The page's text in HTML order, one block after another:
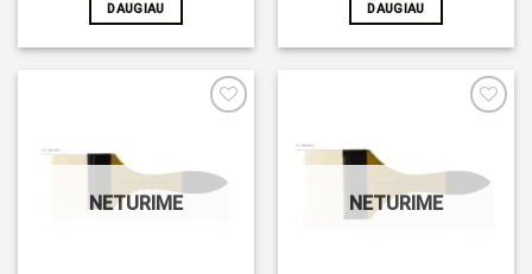
DAUGIAU DAUGIAU
Noriu!
NETURIME
Noriu!
NETURIME